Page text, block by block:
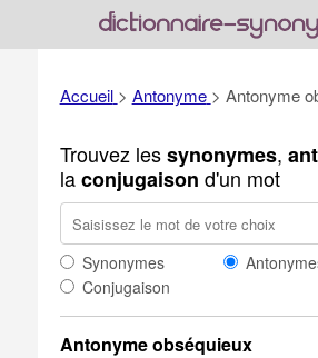
Accueil > Antonyme > Antonyme
Trouvez lessynonymes,
laconjugaison d'un mot
Synonymes
Conjugaison
Antonyme obséquieux